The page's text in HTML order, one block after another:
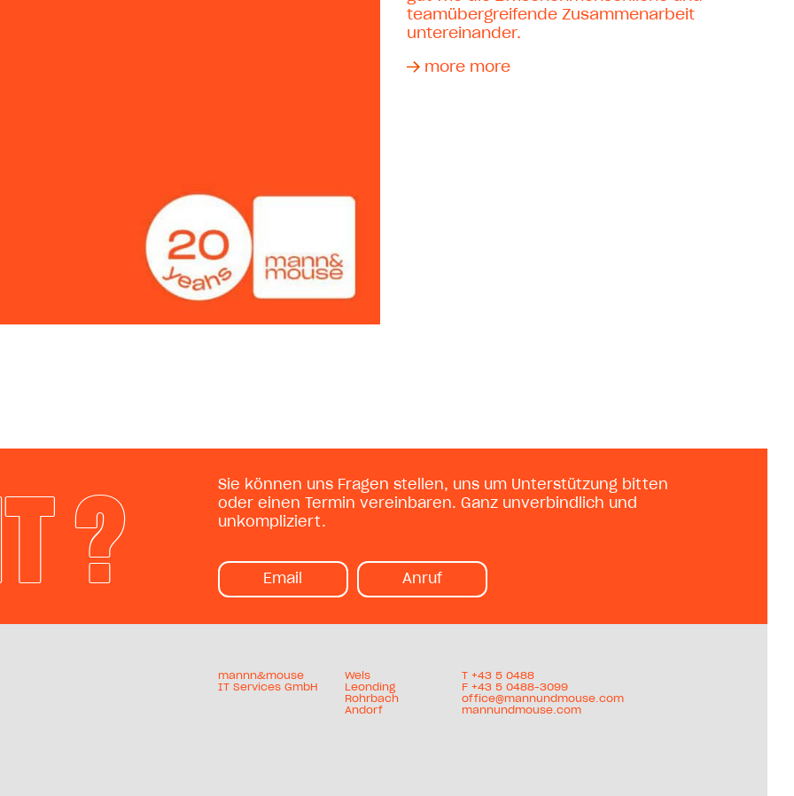
teamübergreifende Zusammenarbeit
untereinander.
more more
?
Sie können uns Fragen stellen, uns um Unterstützung bitten
oder einen Termin vereinbaren. Ganz unverbindlich und
unkompliziert.
Email Anruf
mannn&mouse
IT Services GmbH
Wels
Leonding
Rohrbach
Andorf
T +43 5 0488
F +43 5 0488-3099
office@mannundmouse.com
mannundmouse.com